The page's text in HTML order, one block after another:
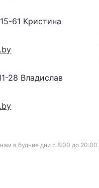
61 Кристина
28 Владислав
в будние дни с 8:00 до 20:00.